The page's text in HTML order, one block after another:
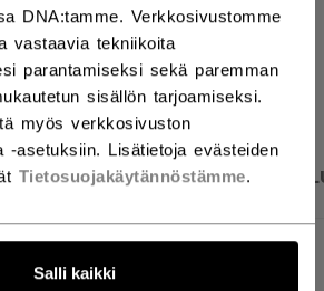
DNA:tamme. Verkkosivustomme
vastaavia tekniikoita
parantamiseksi sekä paremman
sisällön tarjoamiseksi.
myös verkkosivuston
-asetuksiin. Lisätietoja evästeiden
Tietosuojakäytännöstämme.
Salli kaikki
AVAA
TEKNISET TIEDOT